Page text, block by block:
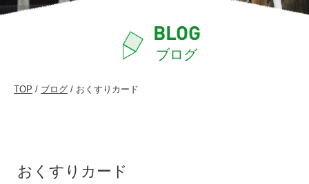
場
御
幼
BLOG
ブログ
TOP / ブログ / おくすりカード
おくすりカード